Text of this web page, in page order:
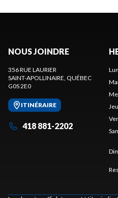
NOUS JOINDRE
356 RUE LAURIER
SAINT-APOLLINAIRE , QUÉBEC
G0S 2E0
ITINÉRAIRE
418 881-2202